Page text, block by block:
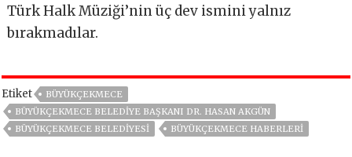
Türk Halk Müziği’nin üç dev ismini yalnız
bırakmadılar.
Etiket
BÜYÜKÇEKMECE
BÜYÜKÇEKMECE BELEDIYE BAŞKANI DR. HASAN AKGÜN
BÜYÜKÇEKMECE BELEDIYESI
BÜYÜKÇEKMECE HABERLERI